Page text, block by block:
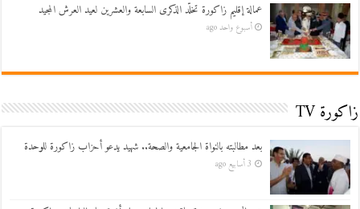
عمالة إقليم زاكورة تخلّد الذكرى السابعة والعشرين لعيد العرش المجيد
أسبوع واحد ago
زاكورة TV
بعد مطالبته بالنواة الجامعية والصحة.. شهيد يدعو أحزاب زاكورة للوحدة
3 أسابيع ago